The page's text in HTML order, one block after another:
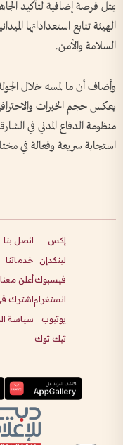
يمثل فرصة إضافية لتأكيد
الهيئة تتابع استعداداتها
السلامة والأمن.
وأضاف أن ما لمسه خلال
يعكس حجم الخبرات
منظومة الدفاع المدني في
استجابة سريعة وفعالة في
إكس
لينكدإن
فيسبوك
انستغرام
يوتيوب
تيك توك
اتصل بنا
خدماتنا
أعلن معنا
اشترك
سياسة